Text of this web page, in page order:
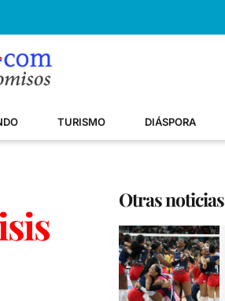
TURISMO DIÁSPORA
Otras noticias